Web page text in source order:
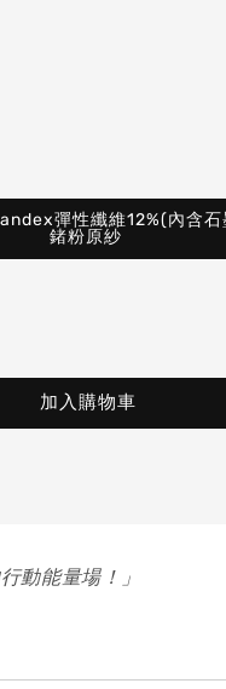
彈性纖維12%(內含石
鍺粉原紗
加入購物車
動能量場！」